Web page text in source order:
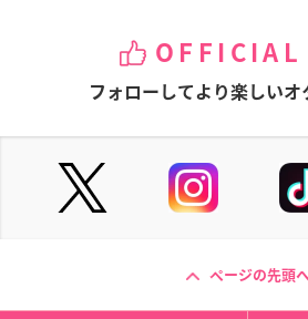
OFFICIAL
フォローしてより楽しいオ
ページの先頭